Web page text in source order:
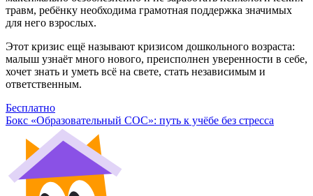
травм, ребёнку необходима грамотная поддержка значимых
для него взрослых.
Этот кризис ещё называют кризисом дошкольного возраста:
малыш узнаёт много нового, преисполнен уверенности в себе,
хочет знать и уметь всё на свете, стать независимым и
ответственным.
Бесплатно
Бокс «Образовательный СОС»: путь к учёбе без стресса